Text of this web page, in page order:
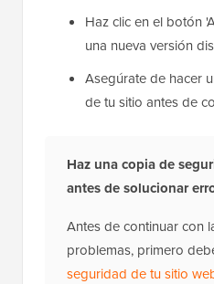
Haz clic en el botón
una nueva versión
Asegúrate de hacer
de tu sitio antes de
Haz una copia de
antes de solucionar
Antes de continuar con
problemas, primero
seguridad de tu sitio